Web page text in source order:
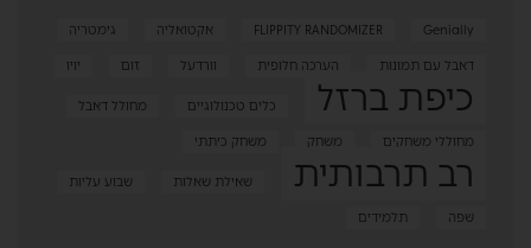
FLIPPITY RANDOMIZER Genially אקטואליה
גימטריה
דאבל עם תמונות
הערכה חלופית וורדעל זום יויו
כיפת ברזל כלים טכנולוגיים
מחולל דאבל
מחוללי משחקים
משחק משחק כיתתי
רב תרבותית שאילת שאלות
שבוע עליות
שפה
תלמידים